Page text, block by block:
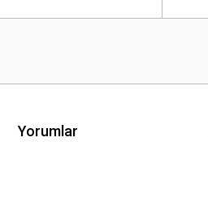
Yorumlar